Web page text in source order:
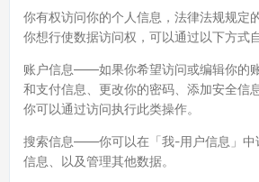
你有权访问你的个人信息，法律法规规定
你想行使数据访问权，可以通过以下方式
账户信息——如果你希望访问或编辑你的
和支付信息、更改你的密码、添加安全信
你可以通过访问执行此类操作。
搜索信息——你可以在「我-用户信息」中
信息、以及管理其他数据。